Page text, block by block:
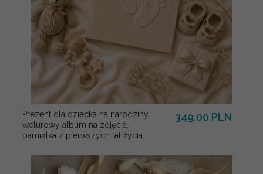
Prezent dla dziecka na narodziny
welurowy album na zdjęcia,
pamiątka z pierwszych lat życia
349.00 PLN